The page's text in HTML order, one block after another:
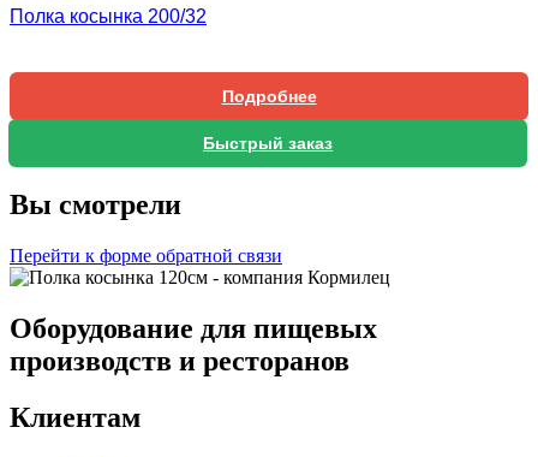
Полка косынка 200/32
Подробнее
Быстрый заказ
Вы смотрели
Перейти к форме обратной связи
Оборудование для пищевых
производств и ресторанов
Клиентам